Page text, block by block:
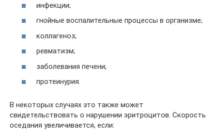
инфекции;
гнойные воспалительные процессы в организме;
коллагеноз;
ревматизм;
заболевания печени;
протеинурия.
В некоторых случаях это также может
свидетельствовать о нарушении эритроцитов. Скорость
оседания увеличивается, если: